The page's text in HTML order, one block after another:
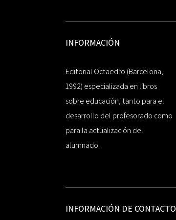
INFORMACIÓN
Editorial Octaedro (Barcelona,
1992) especializada en libros
sobre educación, tanto para el
desarrollo del profesorado como
para la actualización del
alumnado.
INFORMACIÓN DE CONTACTO